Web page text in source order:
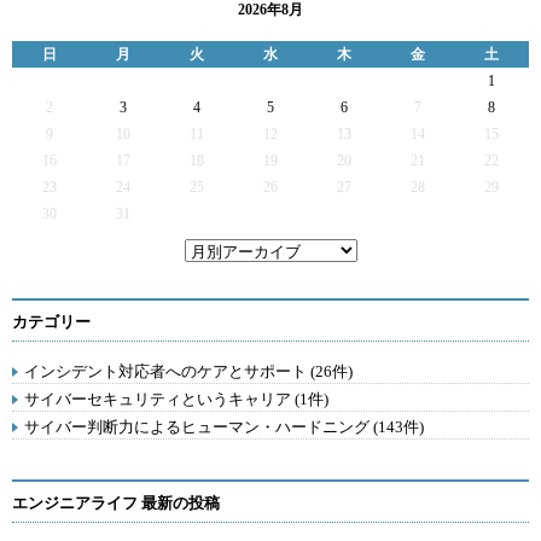
2026年8月
日 月 火 水 木 金
土
1
2
3 4 5 6 7
8
9
12 13 14
15
16
17 19 20 21
22
23
24 25 26 27 28
29
30
31
カテゴリー
インシデント対応者へのケアとサポート (26件)
サイバーセキュリティというキャリア (1件)
サイバー判断力によるヒューマン・ハードニング (143件)
エンジニアライフ 最新の投稿